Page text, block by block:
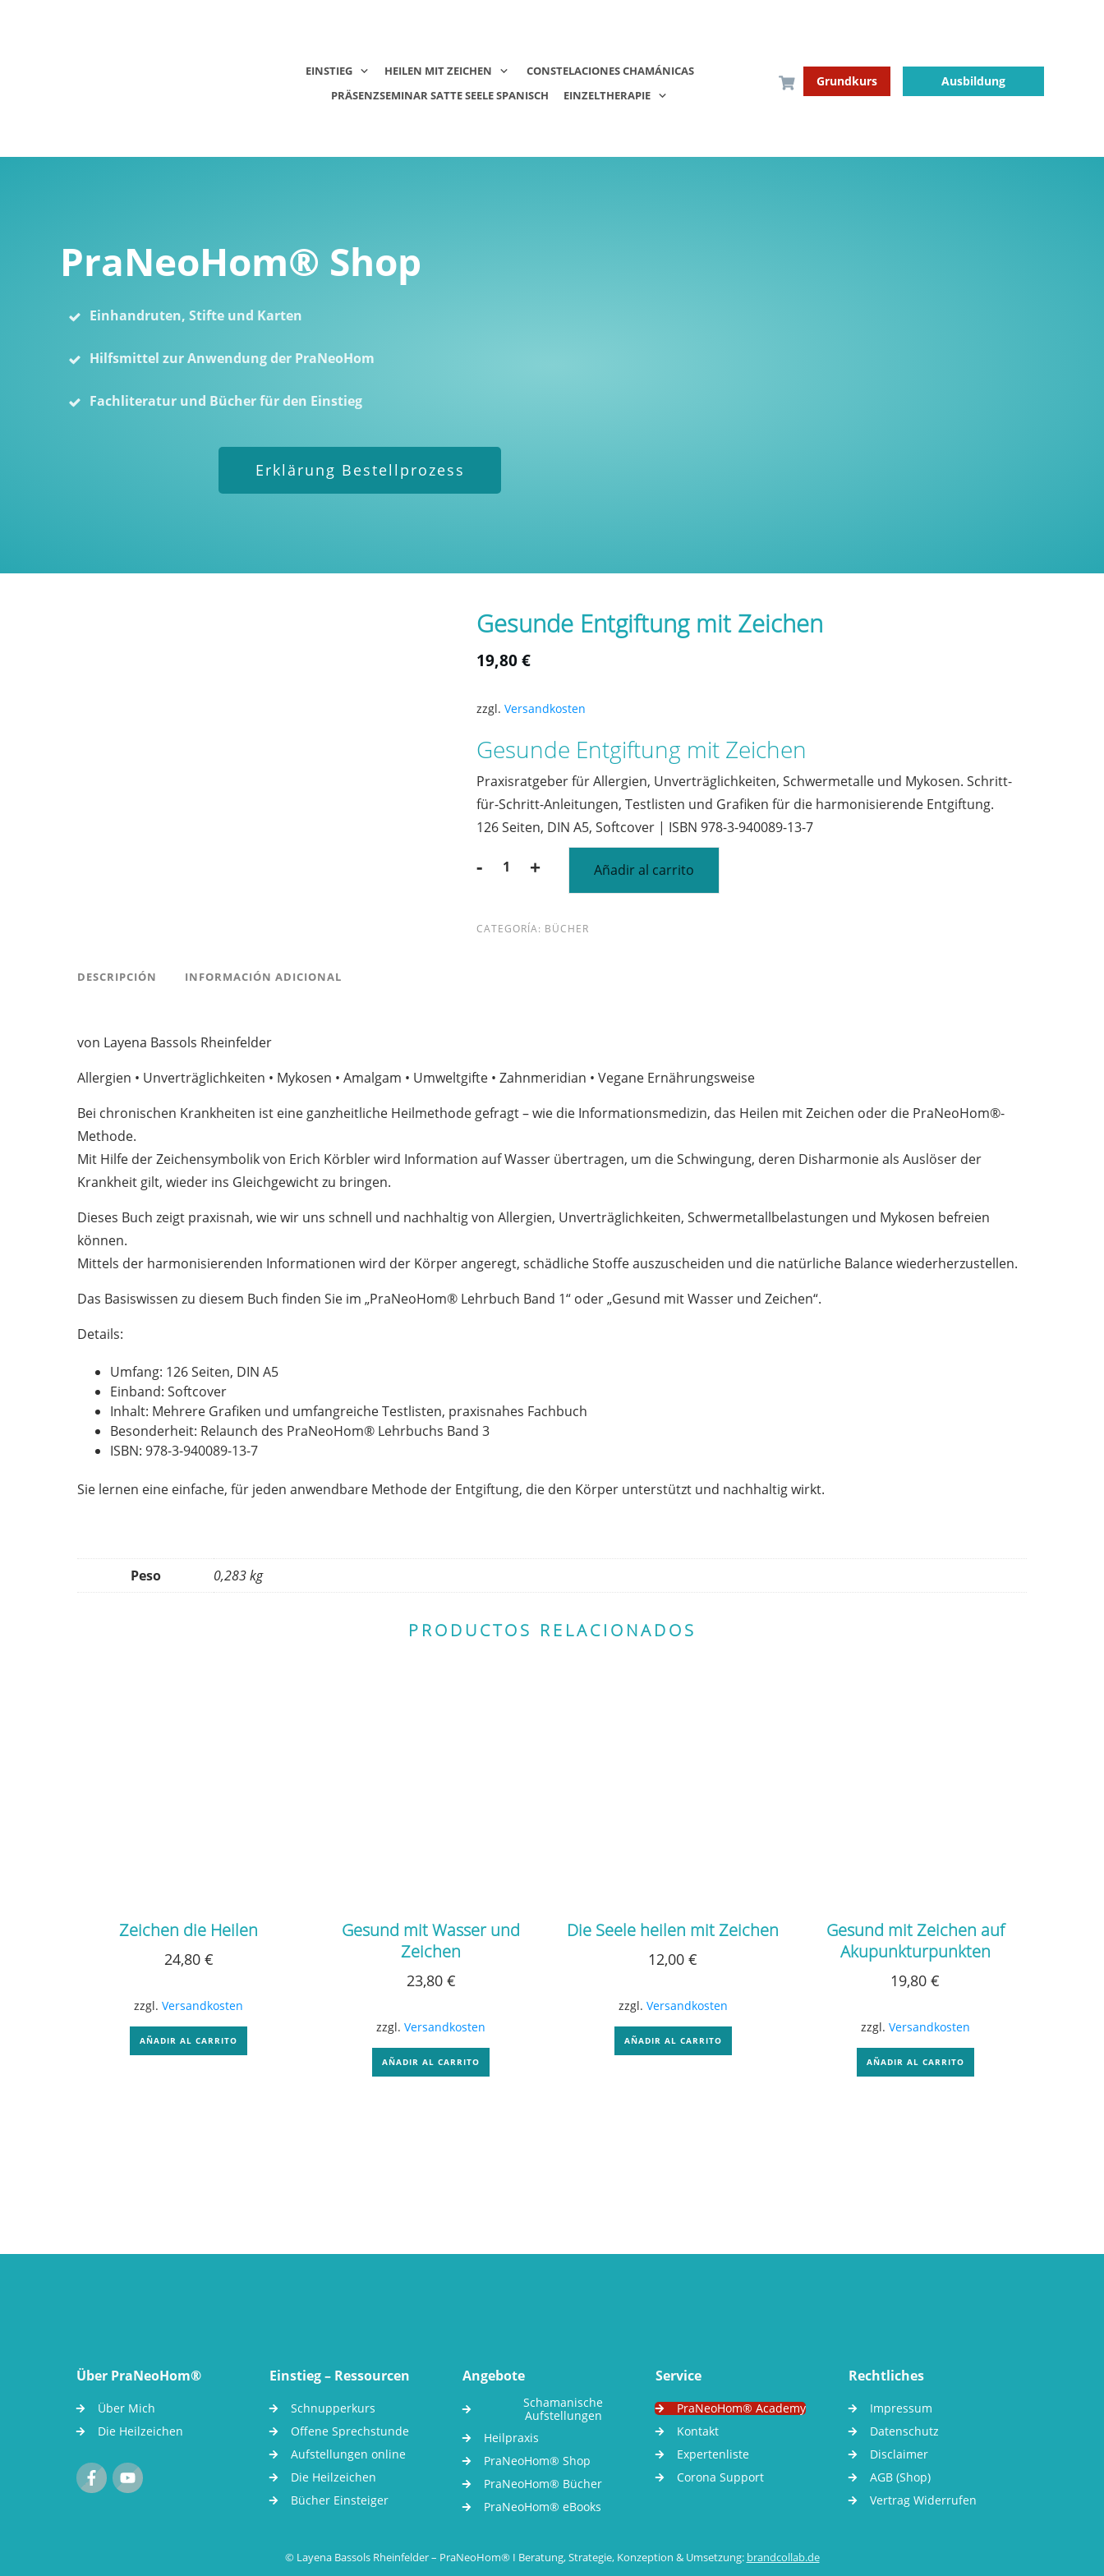
EINSTIEG HEILEN MIT ZEICHEN
CONSTELACIONES CHAMÁNICAS
PRÄSENZSEMINAR SATTE SEELE SPANISCH
EINZELTHERAPIE
Grundkurs Ausbildung
PraNeoHom® Shop
Einhandruten, Stifte und Karten
Hilfsmittel zur Anwendung der PraNeoHom
Fachliteratur und Bücher für den Einstieg
Erklärung Bestellprozess
Gesunde Entgiftung mit Zeichen
19,80€
zzgl.Versandkosten
Gesunde Entgiftung mit Zeichen
Praxisratgeber für Allergien, Unverträglichkeiten, Schwermetalle und Mykosen. Schritt-
für-Schritt-Anleitungen, Testlisten und Grafiken für die harmonisierende Entgiftung.
126 Seiten, DIN A5, Softcover | ISBN 978-3-940089-13-7
-
Gesunde
Zeichen
+ Añadir al carrito
CATEGORÍA: BÜCHER
DESCRIPCIÓN INFORMACIÓN ADICIONAL
von Layena Bassols Rheinfelder
Allergien • Unverträglichkeiten • Mykosen • Amalgam • Umweltgifte • Zahnmeridian • Vegane Ernährungsweise
Bei chronischen Krankheiten ist eine ganzheitliche Heilmethode gefragt – wie die Informationsmedizin, das Heilen mit Zeichen oder die PraNeoHom®-
Methode.
Mit Hilfe der Zeichensymbolik von Erich Körbler wird Information auf Wasser übertragen, um die Schwingung, deren Disharmonie als Auslöser der
Krankheit gilt, wieder ins Gleichgewicht zu bringen.
Dieses Buch zeigt praxisnah, wie wir uns schnell und nachhaltig von Allergien, Unverträglichkeiten, Schwermetallbelastungen und Mykosen befreien
können.
Mittels der harmonisierenden Informationen wird der Körper angeregt, schädliche Stoffe auszuscheiden und die natürliche Balance wiederherzustellen.
Das Basiswissen zu diesem Buch finden Sie im „PraNeoHom® Lehrbuch Band 1“ oder „Gesund mit Wasser und Zeichen“.
Details:
Umfang: 126 Seiten, DIN A5
Einband: Softcover
Inhalt: Mehrere Grafiken und umfangreiche Testlisten, praxisnahes Fachbuch
Besonderheit: Relaunch des PraNeoHom® Lehrbuchs Band 3
ISBN: 978-3-940089-13-7
Sie lernen eine einfache, für jeden anwendbare Methode der Entgiftung, die den Körper unterstützt und nachhaltig wirkt.
Peso 0,283 kg
PRODUCTOS RELACIONADOS
Zeichen die Heilen
24,80 €
zzgl.Versandkosten
AÑADIR AL CARRITO
Gesund mit Wasser und
Zeichen
23,80 €
zzgl.Versandkosten
AÑADIR AL CARRITO
Die Seele heilen mit Zeichen
12,00€
zzgl. Versandkosten
AÑADIR AL CARRITO
Gesund mit Zeichen auf
Akupunkturpunkten
19,80€
zzgl. Versandkosten
AÑADIR AL CARRITO
Über PraNeoHom®
Über Mich
Die Heilzeichen
Einstieg – Ressourcen
Schnupperkurs
Offene Sprechstunde
Aufstellungen online
Die Heilzeichen
Bücher Einsteiger
Angebote
Schamanische
Aufstellungen
Heilpraxis
PraNeoHom® Shop
PraNeoHom® Bücher
PraNeoHom® eBooks
Service
PraNeoHom® Academy
Kontakt
Expertenliste
Corona Support
Rechtliches
Impressum
Datenschutz
Disclaimer
AGB (Shop)
Vertrag Widerrufen
© Layena Bassols Rheinfelder – PraNeoHom® I Beratung, Strategie, Konzeption & Umsetzung: brandcollab.de